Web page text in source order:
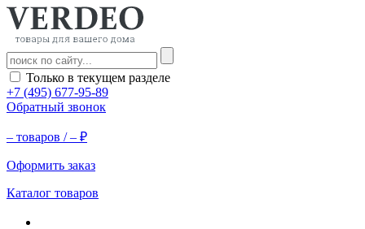
Только в текущем разделе
+7 (495) 677-95-89
Обратный звонок
– товаров /– ₽
Оформить заказ
Каталог товаров